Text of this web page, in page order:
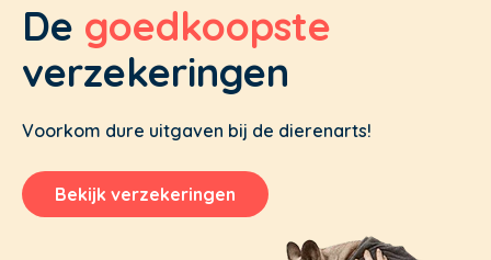
De goedkoopste
verzekeringen
Voorkom dure uitgaven bij de dierenarts!
Bekijk verzekeringen